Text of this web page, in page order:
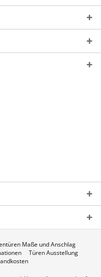
Maße und Anschlag
Türen Ausstellung